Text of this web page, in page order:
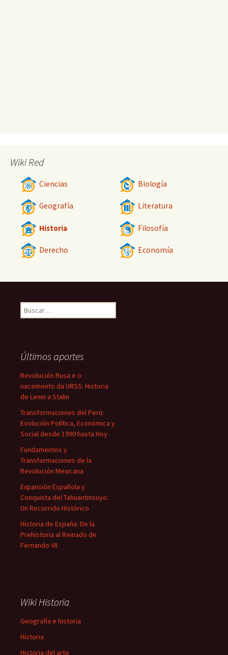
Wiki Red
Ciencias Biología
Geografía Literatura
Historia Filosofía
Derecho Economía
Buscar:
Últimos aportes
Revolución Rusa e o
nacemento da URSS: Historia
de Lenin a Stalin
Transformaciones del Perú:
Evolución Política, Económica y
Social desde 1990 hasta Hoy
Fundamentos y
Transformaciones de la
Revolución Mexicana
Expansión Española y
Conquista del Tahuantinsuyo:
Un Recorrido Histórico
Historia de España: De la
Prehistoria al Reinado de
Fernando VII
Wiki Historia
Geografía e historia
Historia
Historia del arte